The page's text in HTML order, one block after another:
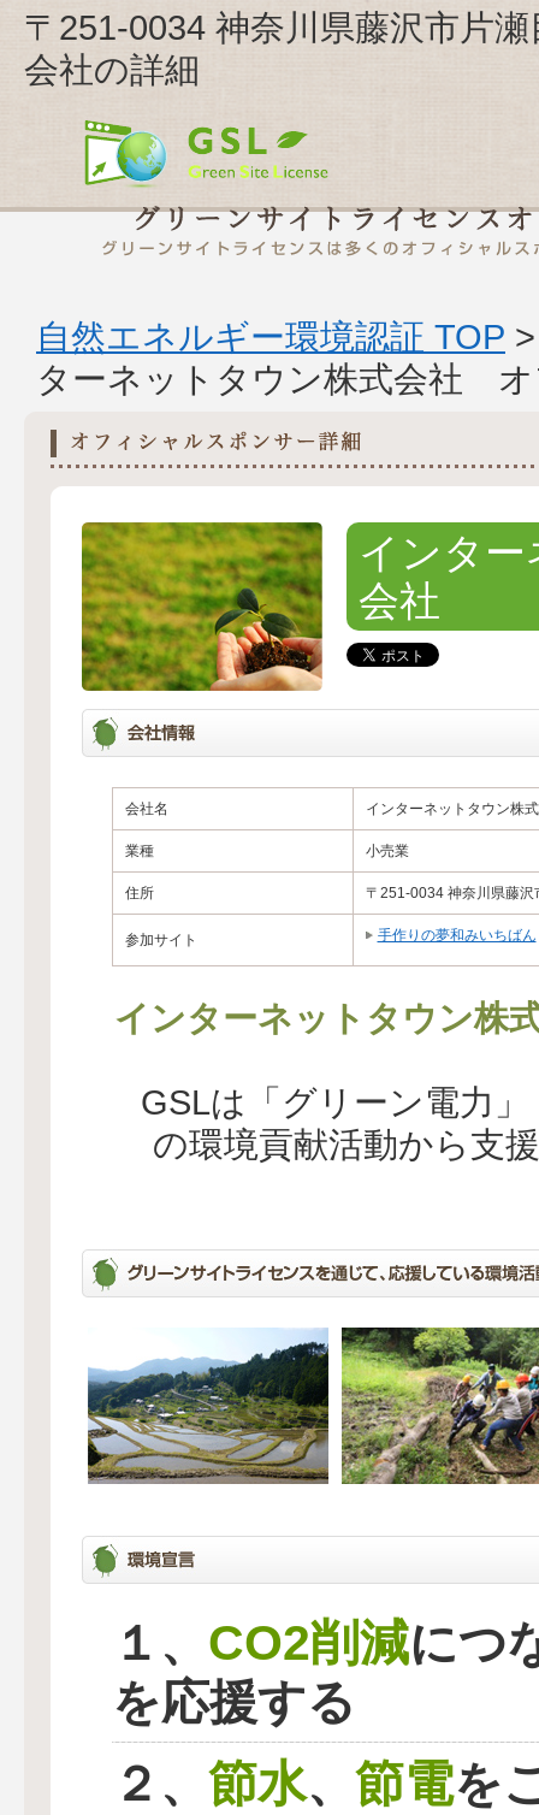
〒251-0034 神奈川県藤沢市片
会社の詳細
自然エネルギー環境認証 TOP
ターネットタウン株式会社
インタ
会社
会社名 インターネットタウン株
業種 小売業
住所 〒251-0034 神奈川県藤沢
参加サイト 手作りの夢和みいちばん
インターネットタウン株
GSLは「グリーン電力
の環境貢献活動から支
１、 CO2削減につ
を応援する
２、 節水、 節電を